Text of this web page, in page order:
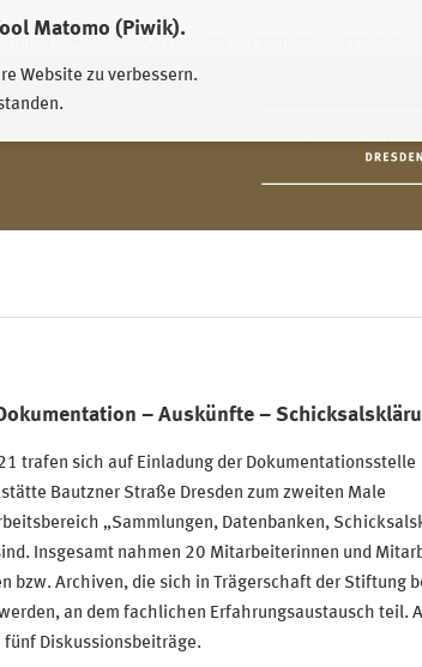
Matomo (Piwik).
Website zu verbessern.
MÜNCHNER PLATZ DRESDEN
– Auskünfte –
trafen sich auf Einladung der Dokumentationsstelle
Bautzner Straße Dresden zum zweiten Male
„Sammlungen, Datenbanken,
Insgesamt nahmen 20 Mitarbeiterinnen und
bzw. Archiven, die sich in Trägerschaft der Stiftung
an dem fachlichen Erfahrungsaustausch teil.
fünf Diskussionsbeiträge.